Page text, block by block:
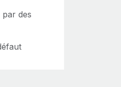
par des